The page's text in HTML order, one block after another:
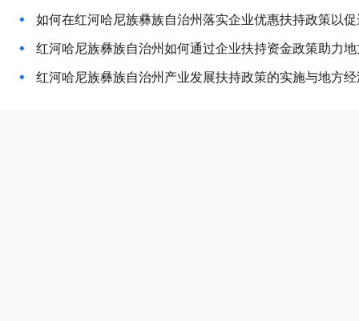
如何在红河哈尼族彝族自治州落实企业优惠扶持政策以
红河哈尼族彝族自治州如何通过企业扶持资金政策助力
红河哈尼族彝族自治州产业发展扶持政策的实施与地方